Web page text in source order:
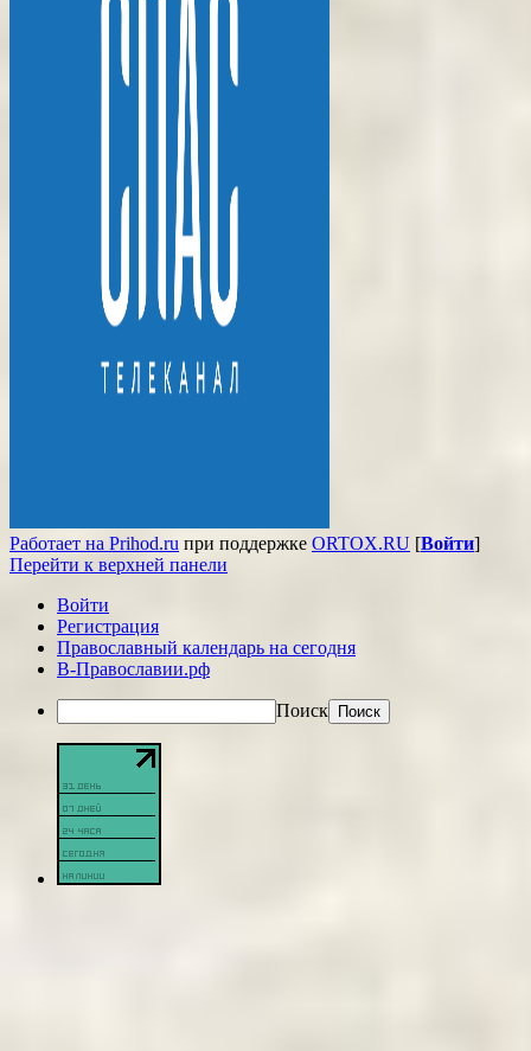
Работает на Prihod.ru при поддержке ORTOX.RU [Войти]
Перейти к верхней панели
Войти
Регистрация
Православный календарь на сегодня
В-Православии.рф
Поиск